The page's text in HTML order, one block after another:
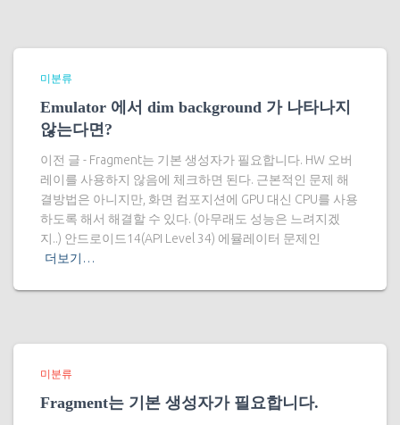
미분류
Emulator 에서 dim background 가 나타나지
않는다면?
이전 글 - Fragment는 기본 생성자가 필요합니다. HW 오버
레이를 사용하지 않음에 체크하면 된다. 근본적인 문제 해
결방법은 아니지만, 화면 컴포지션에 GPU 대신 CPU를 사용
하도록 해서 해결할 수 있다. (아무래도 성능은 느려지겠
지..) 안드로이드14(API Level 34) 에뮬레이터 문제인
더보기…
미분류
Fragment는 기본 생성자가 필요합니다.